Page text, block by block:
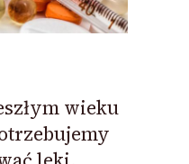
wieku